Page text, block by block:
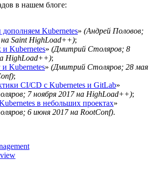
в нашем блоге:
Kubernetes» (Андрей Половов;
на Saint HighLoad++);
Kubernetes» (Дмитрий Столяров; 8
HighLoad++);
Kubernetes» (Дмитрий Столяров; 28 мая
;
CI/CD с Kubernetes и GitLab»
7 ноября 2017 на HighLoad++);
в небольших проектах»
6 июня 2017 на RootConf).